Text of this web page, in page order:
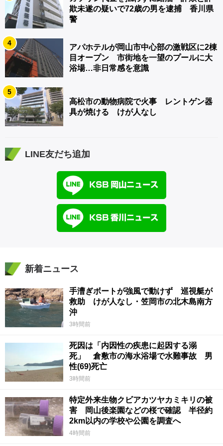
欺未遂の疑いで72歳の男を逮捕 香川県
警
4
アパホテルが岡山市中心部の激戦区に2棟
目オープン 市街地を一望のプールに大
浴場…非日常感を意識
5
高松市の動物病院で火事 レントゲン器
具が焼ける けが人なし
LINE友だち追加
新着ニュース
手漕ぎボートが強風で動けず 巡視艇が
救助 けが人なし・笠岡市の北木島南方
沖
3時間前
死因は「内因性の疾患に起因する溺
死」 倉敷市の海水浴場で水難事故 男
性(69)死亡
3時間前
特定外来生物クビアカツヤカミキリの被
害 岡山後楽園などの桜で確認 半径約
2km以内の学校や公園を調査へ
4時間前